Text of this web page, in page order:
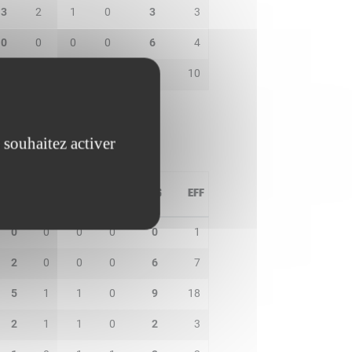
3 2 1 0 3 3
0 0 0 0 6 4
10
PTS EFF
0 0 0 0 0 1
2 0 0 0 6 7
5 1 1 0 9 18
2 1 1 0 2 3
activer